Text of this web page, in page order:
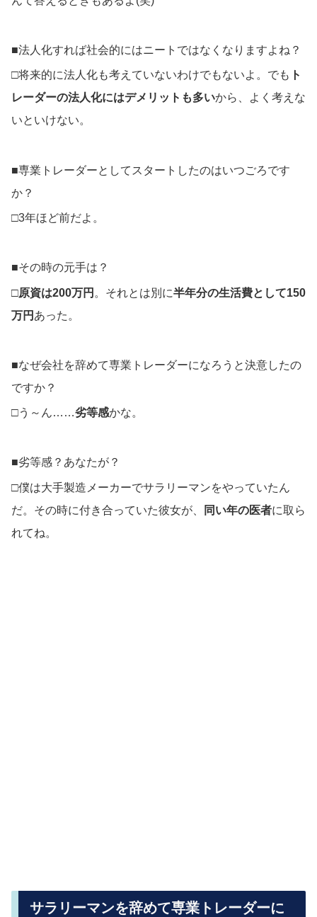
■法人化すれば社会的にはニートではなくなりますよね？
□将来的に法人化も考えていないわけでもないよ。でも ト
レーダーの法人化にはデメリットも多いから、よく考えな
いといけない。
■専業トレーダーとしてスタートしたのはいつごろです
か？
□3年ほど前だよ。
■その時の元手は？
□原資は200万円 。それとは別に半年分の生活費として150
万円 あった。
■なぜ会社を辞めて専業トレーダーになろうと決意したの
ですか？
□う～ん……劣等感かな。
■劣等感？あなたが？
□僕は大手製造メーカーでサラリーマンをやっていたん
だ。その時に付き合っていた彼女が、
同い年の医者に取ら
れてね。
サラリーマンを辞めて専業トレーダーに